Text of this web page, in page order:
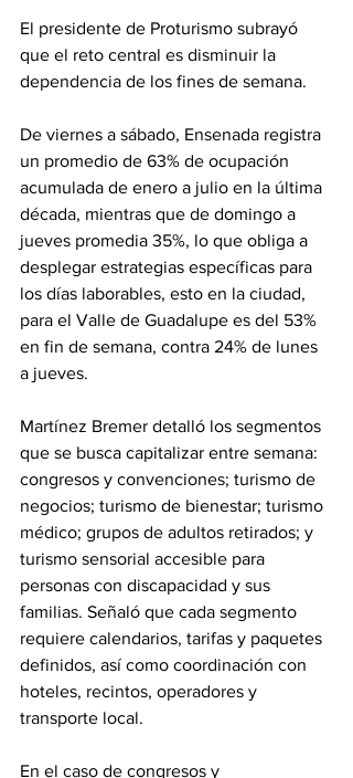
El presidente de Proturismo subrayó
que el reto central es disminuir la
dependencia de los fines de semana.
De viernes a sábado, Ensenada registra
un promedio de 63% de ocupación
acumulada de enero a julio en la última
década, mientras que de domingo a
jueves promedia 35%, lo que obliga a
desplegar estrategias específicas para
los días laborables, esto en la ciudad,
para el Valle de Guadalupe es del 53%
en fin de semana, contra 24% de lunes
a jueves.
Martínez Bremer detalló los segmentos
que se busca capitalizar entre semana:
congresos y convenciones; turismo de
negocios; turismo de bienestar; turismo
médico; grupos de adultos retirados; y
turismo sensorial accesible para
personas con discapacidad y sus
familias. Señaló que cada segmento
requiere calendarios, tarifas y paquetes
definidos, así como coordinación con
hoteles, recintos, operadores y
transporte local.
En el caso de congresos y